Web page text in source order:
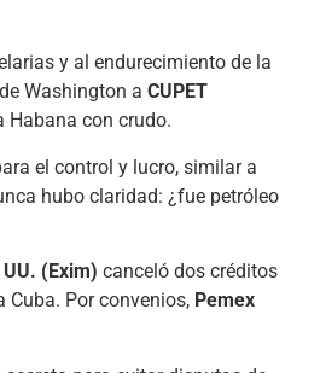
y al endurecimiento de la
Washington a CUPET
Habana con crudo.
el control y lucro, similar a
hubo claridad: ¿fue petróleo
(Exim) canceló dos créditos
Cuba. Por convenios, Pemex